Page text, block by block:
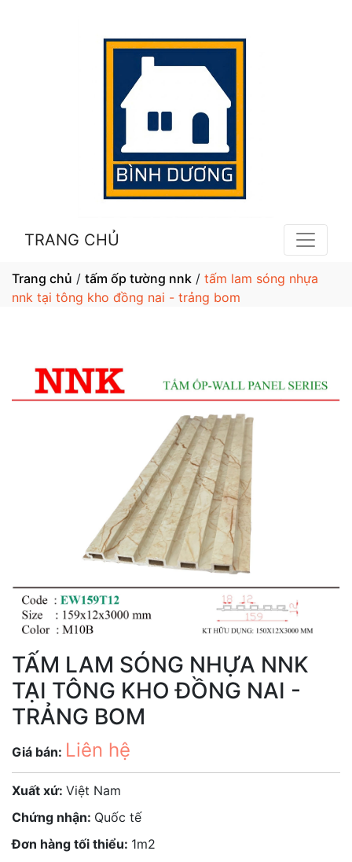
TRANG CHỦ
Trang chủ / tấm ốp tường nnk / tấm lam sóng nhựa
nnk tại tông kho đồng nai - trảng bom
TẤM LAM SÓNG NHỰA NNK
TẠI TÔNG KHO ĐỒNG NAI -
TRẢNG BOM
Giá bán: Liên hệ
Xuất xứ: Việt Nam
Chứng nhận: Quốc tế
Đơn hàng tối thiểu: 1m2